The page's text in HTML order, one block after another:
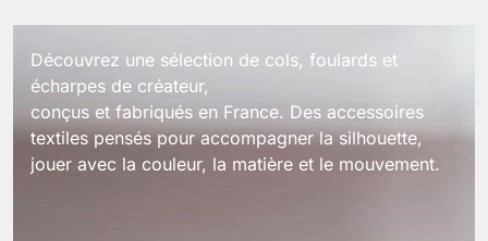
Découvrez une sélection de cols, foulards et
écharpes de créateur,
conçus et fabriqués en France. Des accessoires
textiles pensés pour accompagner la silhouette,
jouer avec la couleur, la matière et le mouvement.